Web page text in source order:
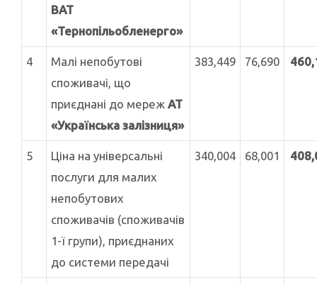
ВАТ
«Тернопільобленерго»
4
Малі непобутові
споживачі, що
приєднані до мереж АТ
«Українська залізниця»
383,449 76,690
5
Ціна на універсальні
послуги для малих
непобутових
споживачів (споживачів
1-ї групи), приєднаних
до системи передачі
340,004 68,001